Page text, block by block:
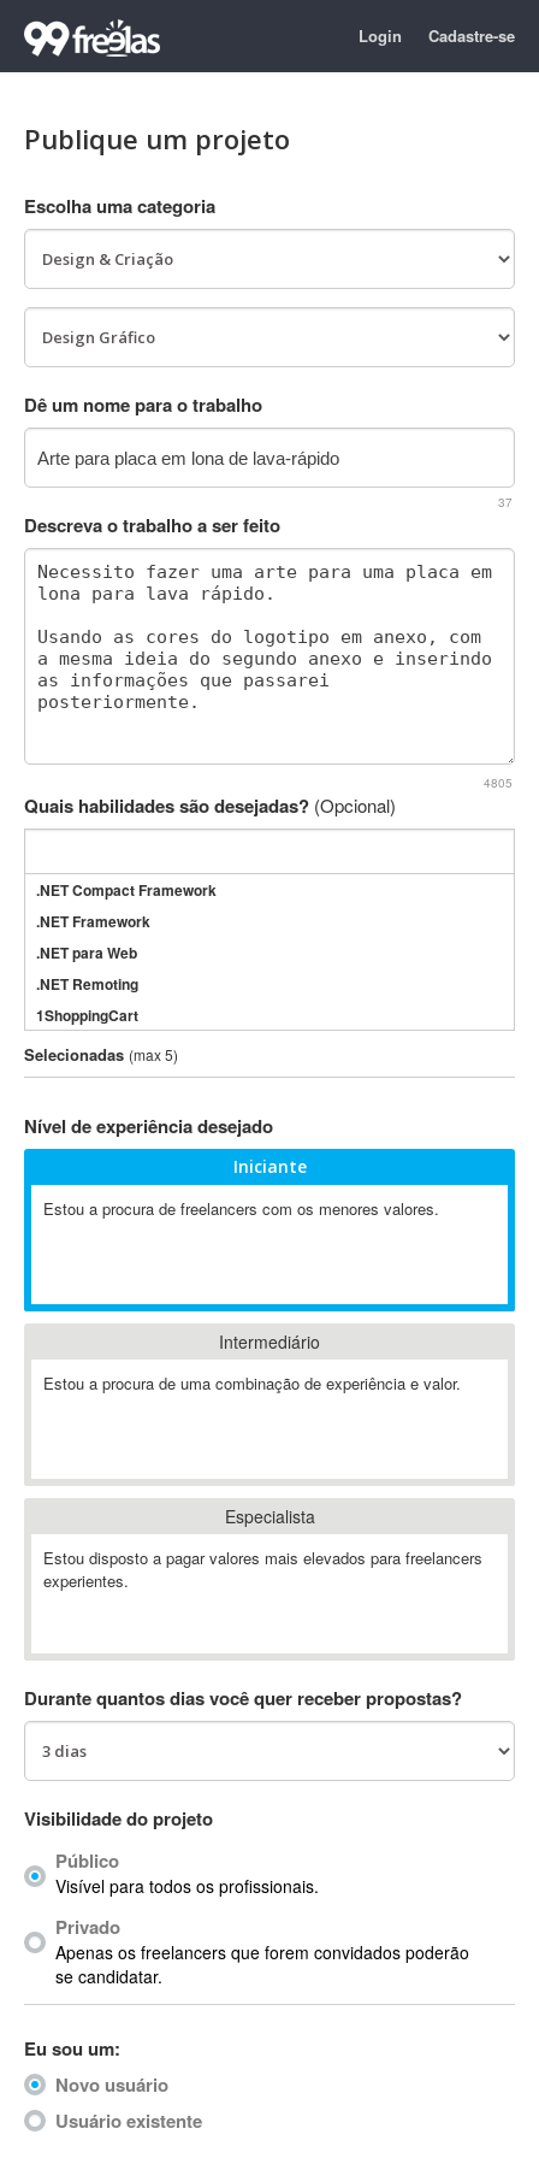
Login Cadastre-se
Publique um projeto
Escolha uma categoria
Dê um nome para o trabalho
37
Descreva o trabalho a ser feito
4805
Quais habilidades são desejadas? (Opcional)
.NET Compact Framework
.NET Framework
.NET para Web
.NET Remoting
1ShoppingCart
3DS Max
3GSM
802.11
A-GPS
ABAP
Abaqus
ABBYY FineReader
Ableton
Ableton Push
Abstract
AC3
ACID Pro
ACPI
Acrobat
Acrobat X
Acronis
ACT
Actimize
ActionScript
ActionScript 3
Selecionadas (max 5)
Nível de experiência desejado
Iniciante
Estou a procura de freelancers com os menores valores.
Intermediário
Estou a procura de uma combinação de experiência e valor.
Especialista
Estou disposto a pagar valores mais elevados para freelancers
experientes.
Durante quantos dias você quer receber propostas?
Visibilidade do projeto
Público
Visível para todos os profissionais.
Privado
Apenas os freelancers que forem convidados poderão
se candidatar.
Eu sou um:
Novo usuário
Usuário existente